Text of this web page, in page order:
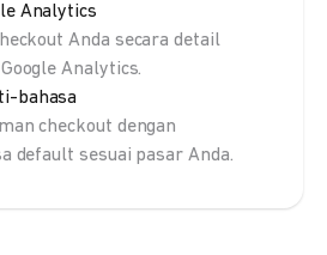
Analytics
Anda secara detail
Analytics.
bahasa
checkout dengan
default sesuai pasar Anda.